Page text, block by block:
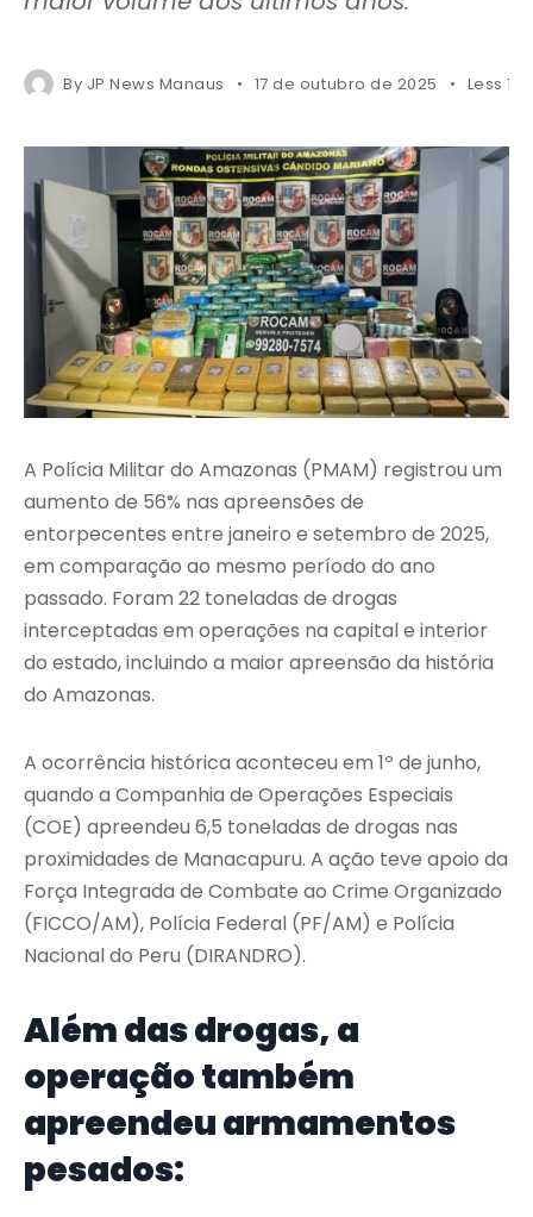
By JP News Manaus 17 de outubro de 2025 Less 1
A Polícia Militar do Amazonas (PMAM) registrou um
aumento de 56% nas apreensões de
entorpecentes entre janeiro e setembro de 2025,
em comparação ao mesmo período do ano
passado. Foram 22 toneladas de drogas
interceptadas em operações na capital e interior
do estado, incluindo a maior apreensão da história
do Amazonas.
A ocorrência histórica aconteceu em 1º de junho,
quando a Companhia de Operações Especiais
(COE) apreendeu 6,5 toneladas de drogas nas
proximidades de Manacapuru. A ação teve apoio da
Força Integrada de Combate ao Crime Organizado
(FICCO/AM), Polícia Federal (PF/AM) e Polícia
Nacional do Peru (DIRANDRO).
Além das drogas, a
operação também
apreendeu armamentos
pesados: